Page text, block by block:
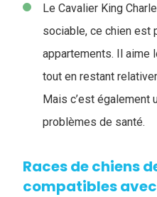
Le Cavalier King
sociable, ce chien est
appartements. Il aime
tout en restant
Mais c’est également
problèmes de santé.
Races de chiens
compatibles